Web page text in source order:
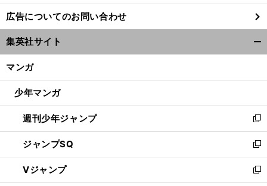
し
い
ウ
ィ
ン
ウ
開
く
広告についてのお問い合わせ
集英社サイト
マンガ
少年マンガ
週刊少年ジャンプ
新
し
い
ウ
ィ
ン
ジャンプSQ
新
し
い
Vジャンプ
新